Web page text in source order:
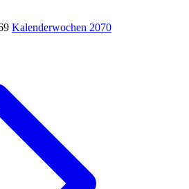
Kalenderwochen 2070